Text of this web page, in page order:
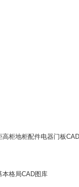
高柜地柜配件电器门板
本格局CAD图库